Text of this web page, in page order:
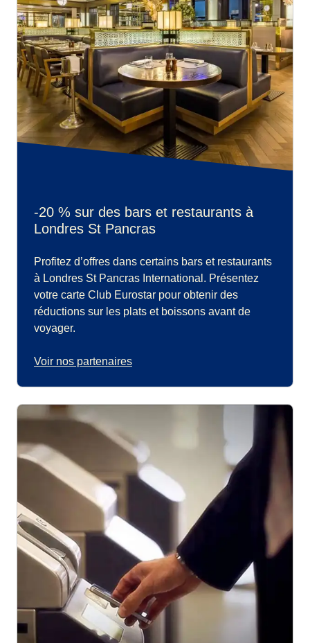
-20 % sur des bars et restaurants à
Londres St Pancras
Profitez d’offres dans certains bars et restaurants
à Londres St Pancras International. Présentez
votre carte Club Eurostar pour obtenir des
réductions sur les plats et boissons avant de
voyager.
Voir nos partenaires